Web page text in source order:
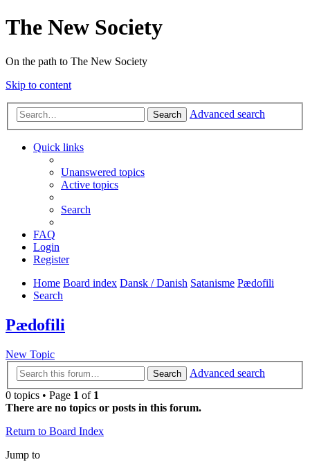
The New Society
On the path to The New Society
Skip to content
Search Advanced search
Quick links
Unanswered topics
Active topics
Search
FAQ
Login
Register
Home Board index Dansk / Danish Satanisme Pædofili
Search
Pædofili
New Topic
Search
Advanced search
0 topics • Page 1 of 1
There are no topics or posts in this forum.
Return to Board Index
Jump to